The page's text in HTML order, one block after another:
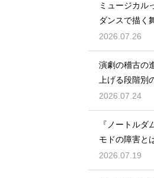
ミュージカル
ダンスで描く
2026.07.26
演劇の稽古の
上げる段階別
2026.07.24
『ノートルダ
モドの障害と
越える姿に感動
2026.07.19